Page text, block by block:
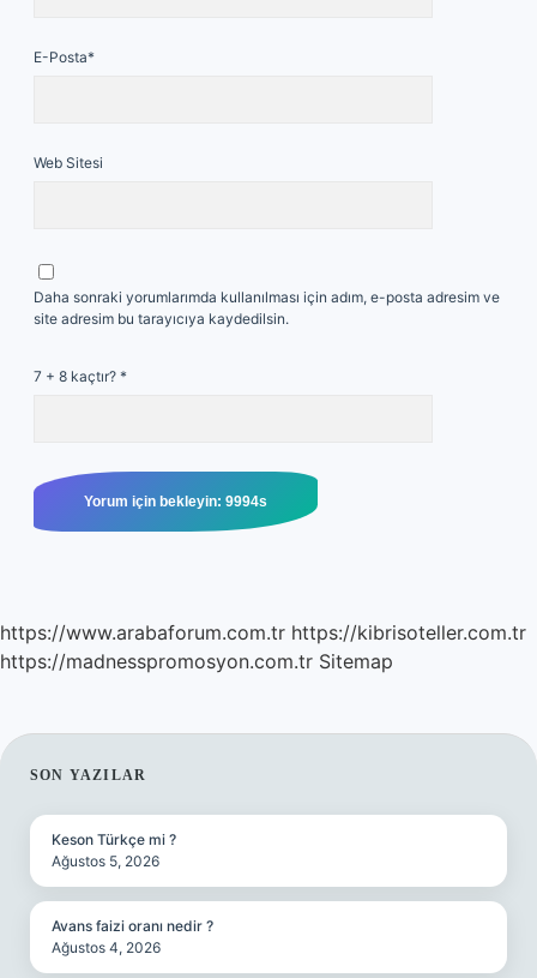
E-Posta*
Web Sitesi
Daha sonraki yorumlarımda kullanılması için adım, e-posta adresim ve
site adresim bu tarayıcıya kaydedilsin.
7 + 8 kaçtır? *
https://www.arabaforum.com.tr https://kibrisoteller.com.tr
https://madnesspromosyon.com.tr Sitemap
SIDEBAR
SON YAZILAR
Keson Türkçe mi ?
Ağustos 5, 2026
Avans faizi oranı nedir ?
Ağustos 4, 2026